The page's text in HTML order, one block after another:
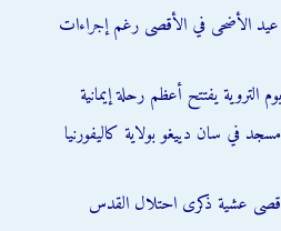
عيد الأضحى في الأقصى رغم إجراءات
يفتتح أعظم رحلة إيمانية
في سان دييغو بولاية كاليفورنيا
عشية ذكرى احتلال القدس